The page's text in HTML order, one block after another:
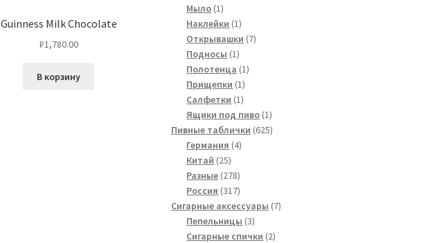
Guinness Milk Chocolate
₽1,780.00
В корзину
Мыло 11
товар
Наклейки 11
товар
Открывашки 77
Подносы 11
товар
Полотенца 11
Прищепки 11
товар
Салфетки 11
товар
Ящики под пиво 11
товар
Пивные таблички 625625
Германия 44
Китай 2525
товаров
Разные 278278
товаров
Россия 317317
товаров
Сигарные аксессуары 77
Пепельницы 33
товара
Сигарные спички 22